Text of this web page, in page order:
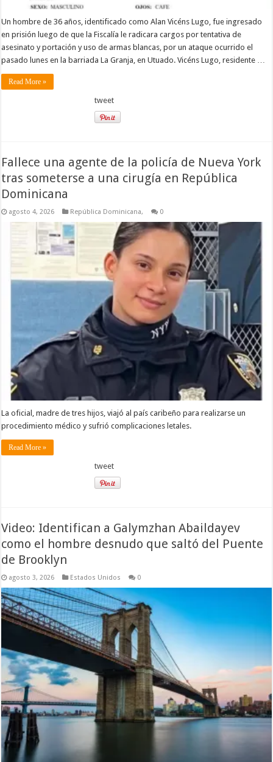
Un hombre de 36 años, identificado como Alan Vicéns Lugo, fue ingresado
en prisión luego de que la Fiscalía le radicara cargos por tentativa de
asesinato y portación y uso de armas blancas, por un ataque ocurrido el
pasado lunes en la barriada La Granja, en Utuado. Vicéns Lugo, residente …
Read More »
tweet
Fallece una agente de la policía de Nueva York
tras someterse a una cirugía en República
Dominicana
agosto 4, 2026 República Dominicana, 0
La oficial, madre de tres hijos, viajó al país caribeño para realizarse un
procedimiento médico y sufrió complicaciones letales.
Read More »
tweet
Video: Identifican a Galymzhan Abaildayev
como el hombre desnudo que saltó del Puente
de Brooklyn
agosto 3, 2026 Estados Unidos 0